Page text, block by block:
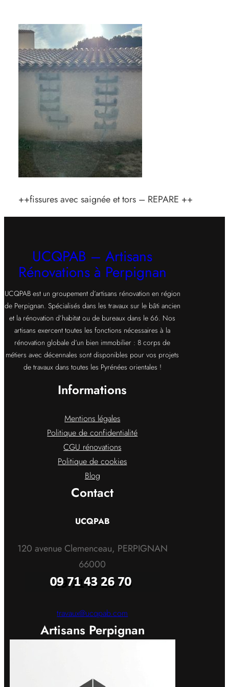
++fissures avec saignée et tors – REPARE ++
UCQPAB – Artisans
Rénovations à Perpignan
UCQPAB est un groupement d’artisans rénovation en région
de Perpignan. Spécialisés dans les travaux sur le bâti ancien
et la rénovation d’habitat ou de bureaux dans le 66. Nos
artisans exercent toutes les fonctions nécessaires à la
rénovation globale d’un bien immobilier : 8 corps de
métiers avec décennales sont disponibles pour vos projets
de travaux dans toutes les Pyrénées orientales !
Informations
Mentions légales
Politique de confidentialité
CGU rénovations
Politique de cookies
Blog
Contact
UCQPAB
120 avenue Clemenceau, PERPIGNAN
66000
travaux@ucqpab.com
Artisans Perpignan